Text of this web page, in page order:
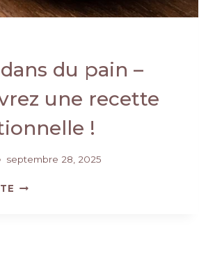
du pain –
une recette
!
septembre 28, 2025